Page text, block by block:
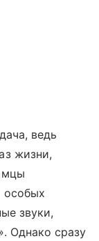
ведь
жизни,
особых
звуки,
Однако сразу